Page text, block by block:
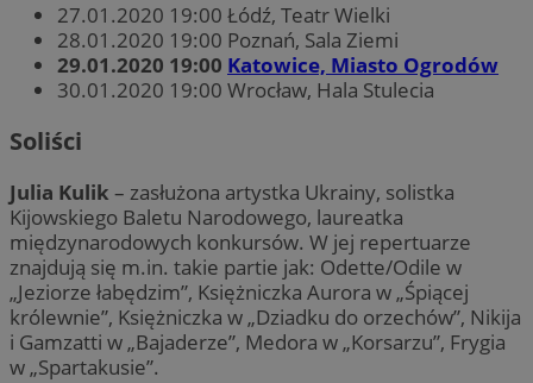
27.01.2020 19:00 Łódź, Teatr Wielki
28.01.2020 19:00 Poznań, Sala Ziemi
29.01.2020 19:00 Katowice, Miasto Ogrodów
30.01.2020 19:00 Wrocław, Hala Stulecia
Soliści
Julia Kulik – zasłużona artystka Ukrainy, solistka
Kijowskiego Baletu Narodowego, laureatka
międzynarodowych konkursów. W jej repertuarze
znajdują się m.in. takie partie jak: Odette/Odile w
„Jeziorze łabędzim”, Księżniczka Aurora w „Śpiącej
królewnie”, Księżniczka w „Dziadku do orzechów”, Nikija
i Gamzatti w „Bajaderze”, Medora w „Korsarzu”, Frygia
w „Spartakusie”.